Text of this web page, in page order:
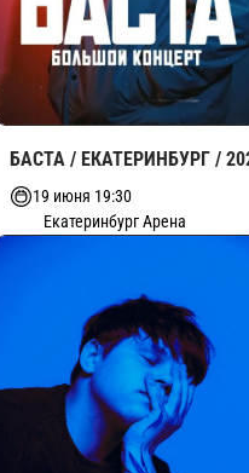
БАСТА / ЕКАТЕРИНБУРГ /
19 июня 19:30
Екатеринбург Арена